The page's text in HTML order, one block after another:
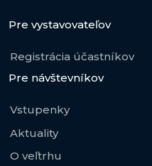
Pre vystavovateľov
Registrácia účastníkov
Pre návštevníkov
Vstupenky
Aktuality
O veľtrhu